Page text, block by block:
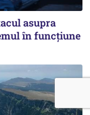
asupra
în funcțiune